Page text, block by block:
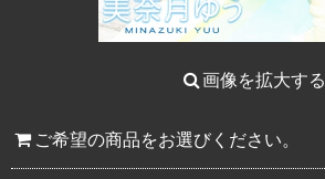
画像を拡大する
ご希望の商品をお選びください。